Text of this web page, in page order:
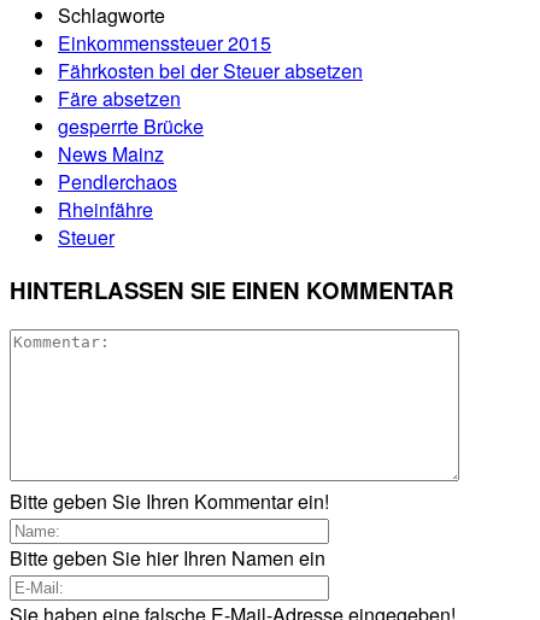
Schlagworte
Einkommenssteuer 2015
Fährkosten bei der Steuer absetzen
Färe absetzen
gesperrte Brücke
News Mainz
Pendlerchaos
Rheinfähre
Steuer
HINTERLASSEN SIE EINEN KOMMENTAR
Bitte geben Sie Ihren Kommentar ein!
Bitte geben Sie hier Ihren Namen ein
Sie haben eine falsche E-Mail-Adresse eingegeben!